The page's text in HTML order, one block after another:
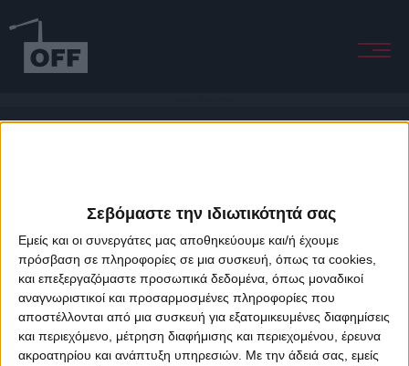
Σεβόμαστε την ιδιωτικότητά σας
Εμείς και οι συνεργάτες μας αποθηκεύουμε και/ή έχουμε
πρόσβαση σε πληροφορίες σε μια συσκευή, όπως τα cookies,
και επεξεργαζόμαστε προσωπικά δεδομένα, όπως μοναδικοί
αναγνωριστικοί και προσαρμοσμένες πληροφορίες που
αποστέλλονται από μια συσκευή για εξατομικευμένες διαφημίσεις
και περιεχόμενο, μέτρηση διαφήμισης και περιεχομένου, έρευνα
ακροατηρίου και ανάπτυξη υπηρεσιών. Με την άδειά σας, εμείς
About Offradio Business Class Terms & Conditions
Privacy Policy
Designed & developed byporcupine colors&Fotis Alexandrou